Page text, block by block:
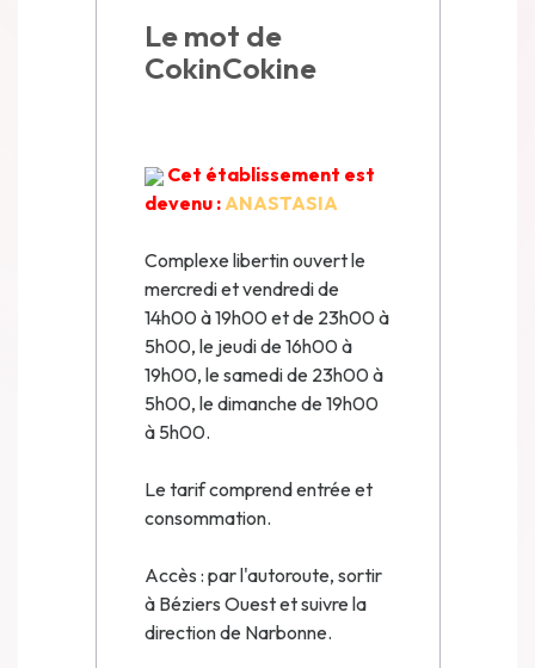
Le mot de
CokinCokine
Cet établissement est
devenu :ANASTASIA
Complexe libertin ouvert le
mercredi et vendredi de
14h00 à 19h00 et de 23h00 à
5h00, le jeudi de 16h00 à
19h00, le samedi de 23h00 à
5h00, le dimanche de 19h00
à 5h00.
Le tarif comprend entrée et
consommation.
Accès : par l'autoroute, sortir
à Béziers Ouest et suivre la
direction de Narbonne.